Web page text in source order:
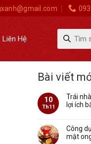
Liên Hệ
Tìm
kiếm
phẩm
Bài viết
10
Th11
Trái
lợi ích
Công
mật